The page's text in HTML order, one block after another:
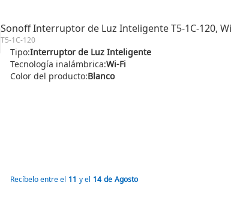
Sonoff Interruptor de Luz Inteligente T5-1C-120,
T5-1C-120
Tipo:Interruptor de Luz Inteligente
Tecnología inalámbrica:Wi-Fi
Color del producto:Blanco
Recíbelo entre el 11 y el 14 de Agosto